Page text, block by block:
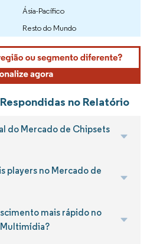
Ásia-Pacífico
Resto do Mundo
no Relatório
do Mercado de Chipsets
players no Mercado de
mais rápido no